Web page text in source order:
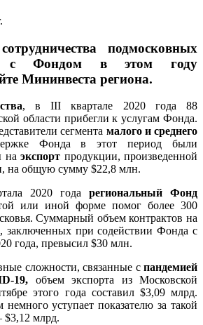
подмосковных
с Фондом в этом году
Мининвеста региона.
, в III квартале 2020 года 88
области прибегли к услугам Фонда.
сегмента малого и среднего
Фонда в этот период были
наэкспорт продукции, произведенной
на общую сумму $22,8 млн.
2020 года региональный Фонд
или иной форме помог более 300
Суммарный объем контрактов на
заключенных при содействии Фонда с
года, превысил $30 млн.
сложности, связанные с пандемией
19, объем экспорта из Московской
этого года составил $3,09 млрд.
немного уступает показателю за такой
$3,12 млрд.